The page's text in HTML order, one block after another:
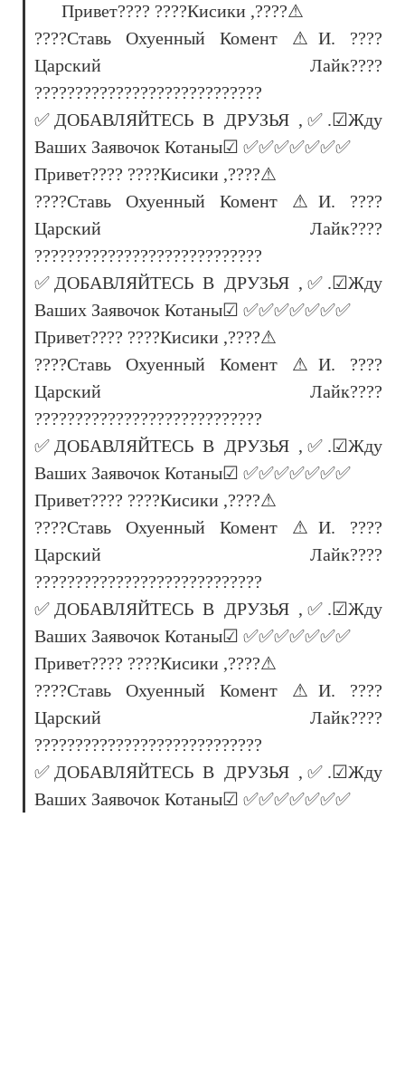
Привет???? ????Кисики ,????⚠
????Ставь Охуенный Комент ⚠И. ????
Царский Лайк????
????????????????????????????
✅ДОБАВЛЯЙТЕСЬ В ДРУЗЬЯ ,✅.☑Жду
Ваших Заявочок Котаны☑ ✅✅✅✅✅✅✅
Привет???? ????Кисики ,????⚠
????Ставь Охуенный Комент ⚠И. ????
Царский Лайк????
????????????????????????????
✅ДОБАВЛЯЙТЕСЬ В ДРУЗЬЯ ,✅.☑Жду
Ваших Заявочок Котаны☑ ✅✅✅✅✅✅✅
Привет???? ????Кисики ,????⚠
????Ставь Охуенный Комент ⚠И. ????
Царский Лайк????
????????????????????????????
✅ДОБАВЛЯЙТЕСЬ В ДРУЗЬЯ ,✅.☑Жду
Ваших Заявочок Котаны☑ ✅✅✅✅✅✅✅
Привет???? ????Кисики ,????⚠
????Ставь Охуенный Комент ⚠И. ????
Царский Лайк????
????????????????????????????
✅ДОБАВЛЯЙТЕСЬ В ДРУЗЬЯ ,✅.☑Жду
Ваших Заявочок Котаны☑ ✅✅✅✅✅✅✅
Привет???? ????Кисики ,????⚠
????Ставь Охуенный Комент ⚠И. ????
Царский Лайк????
????????????????????????????
✅ДОБАВЛЯЙТЕСЬ В ДРУЗЬЯ ,✅.☑Жду
Ваших Заявочок Котаны☑ ✅✅✅✅✅✅✅